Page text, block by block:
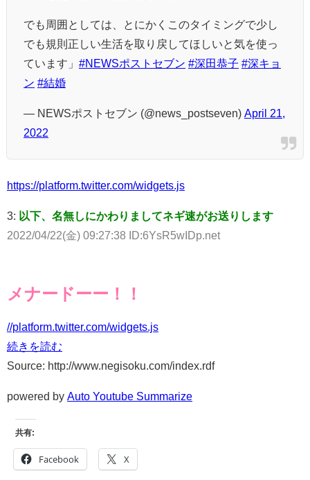
でも周囲としては、とにかくこのタイミングで少し
でも規則正しい生活を取り戻してほしいと気を使っ
ています」 #NEWSポストセブン #深田恭子 #深キョ
ン #結婚
— NEWSポストセブン (@news_postseven) April 21,
2022
https://platform.twitter.com/widgets.js
3: 以下、名無しにかわりましてネギ速がお送りします
2022/04/22(金) 09:27:38 ID:6YsR5wIDp.net
メナードーー！！
//platform.twitter.com/widgets.js
続きを読む
Source: http://www.negisoku.com/index.rdf
powered by Auto Youtube Summarize
共有:
Facebook X